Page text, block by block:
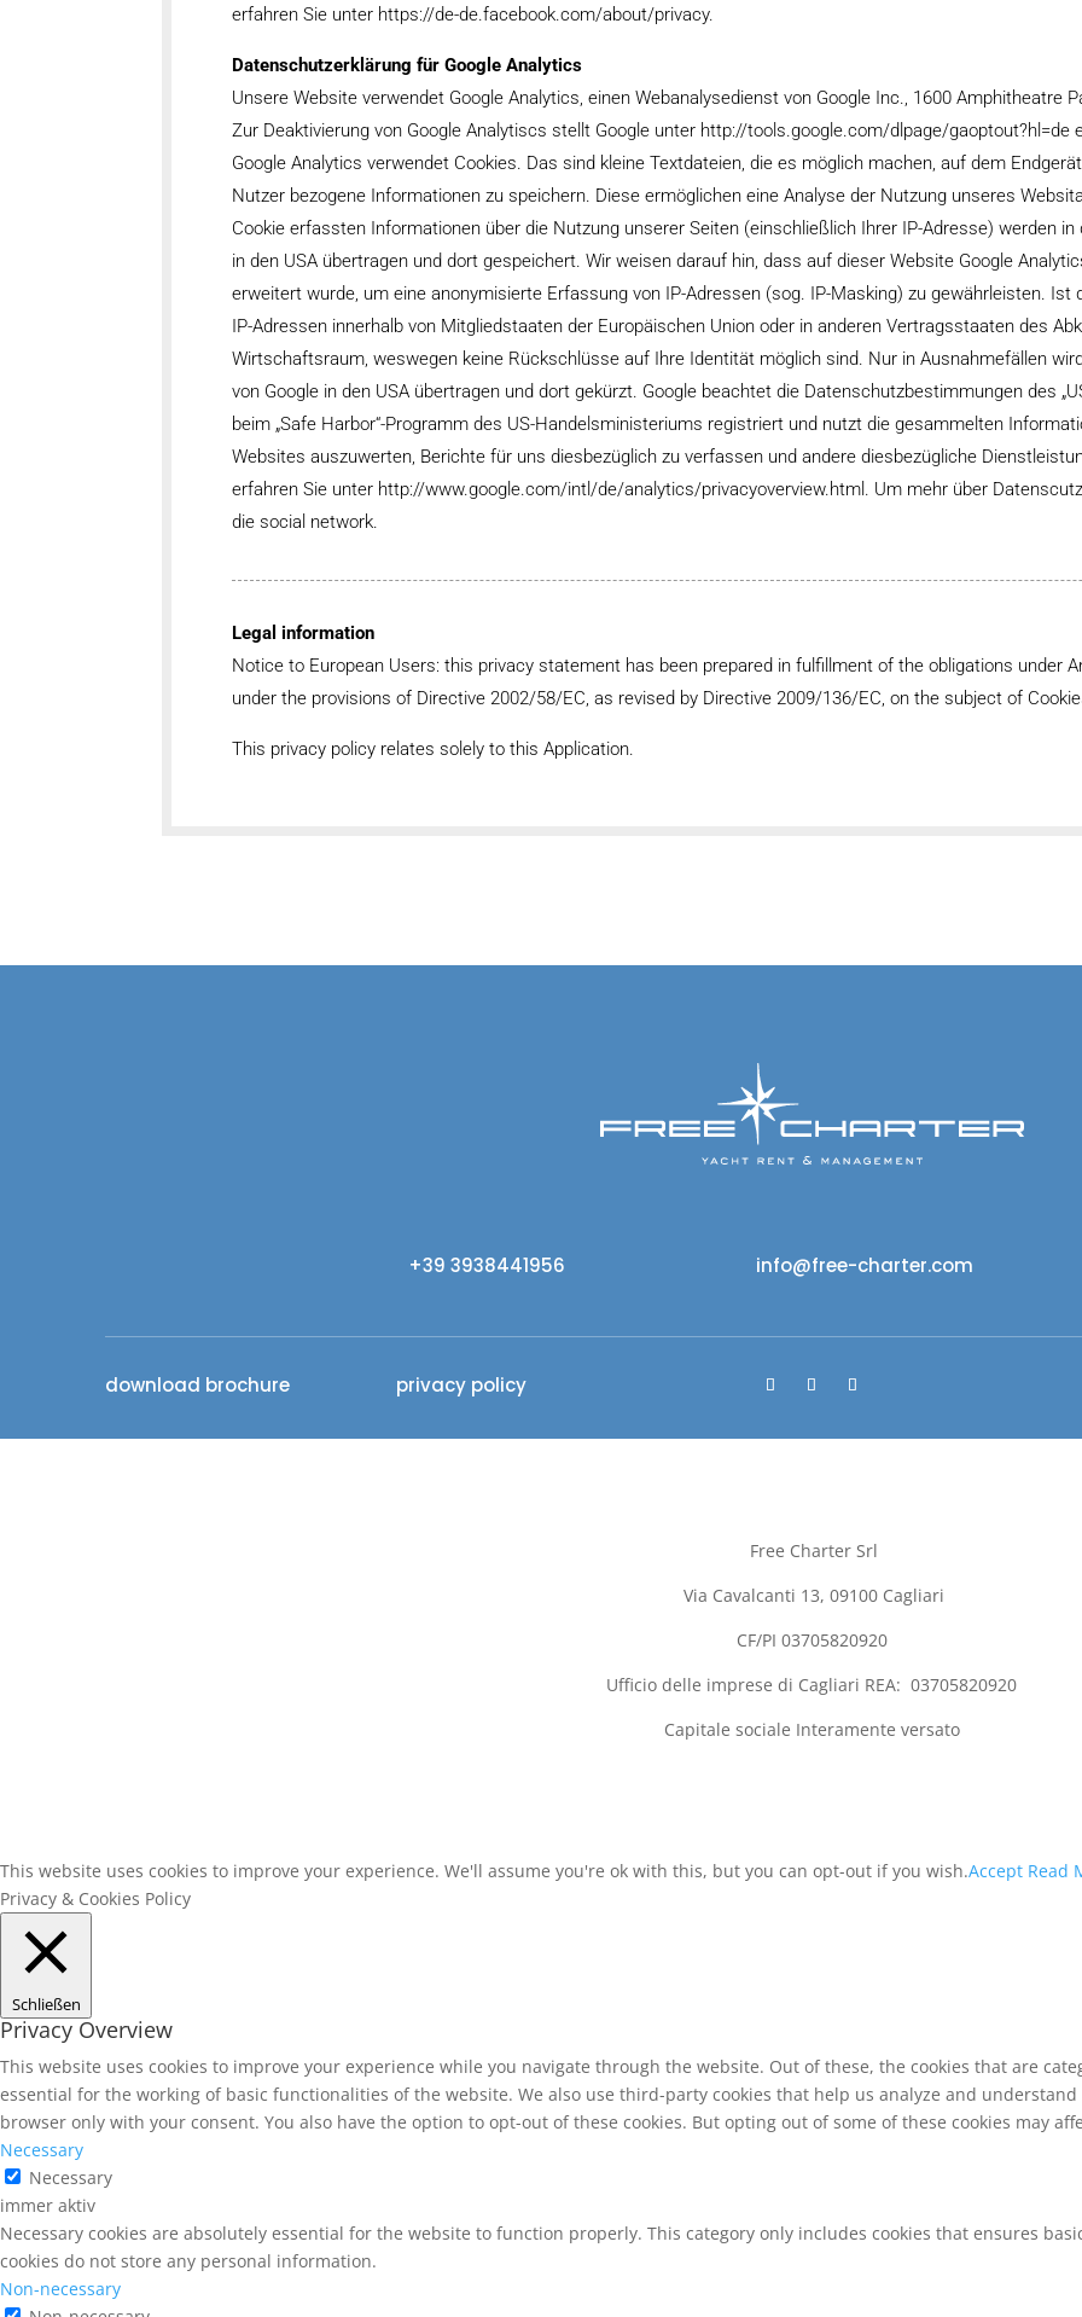
erfahren Sie unter https://de-de.facebook.com/about/privacy.
Datenschutzerklärung für Google Analytics
Unsere Website verwendet Google Analytics, einen Webanalysedienst von Google Inc., 1600 Amphitheatre
Zur Deaktivierung von Google Analytiscs stellt Google unter http://tools.google.com/dlpage/gaoptout?hl=de
Google Analytics verwendet Cookies. Das sind kleine Textdateien, die es möglich machen, auf dem
Nutzer bezogene Informationen zu speichern. Diese ermöglichen eine Analyse der Nutzung unseres
Cookie erfassten Informationen über die Nutzung unserer Seiten (einschließlich Ihrer IP-Adresse) werden in
in den USA übertragen und dort gespeichert. Wir weisen darauf hin, dass auf dieser Website Google
erweitert wurde, um eine anonymisierte Erfassung von IP-Adressen (sog. IP-Masking) zu gewährleisten. Ist
IP-Adressen innerhalb von Mitgliedstaaten der Europäischen Union oder in anderen Vertragsstaaten des
Wirtschaftsraum, weswegen keine Rückschlüsse auf Ihre Identität möglich sind. Nur in Ausnahmefällen
von Google in den USA übertragen und dort gekürzt. Google beachtet die Datenschutzbestimmungen des
beim „Safe Harbor“-Programm des US-Handelsministeriums registriert und nutzt die gesammelten
Websites auszuwerten, Berichte für uns diesbezüglich zu verfassen und andere diesbezügliche
erfahren Sie unter http://www.google.com/intl/de/analytics/privacyoverview.html. Um mehr über
die social network.
Legal information
Notice to European Users: this privacy statement has been prepared in fulfillment of the obligations under
under the provisions of Directive 2002/58/EC, as revised by Directive 2009/136/EC, on the subject of
This privacy policy relates solely to this Application.
+39 3938441956 info@free-charter.com
download brochure privacy policy
Free Charter Srl
Via Cavalcanti 13, 09100 Cagliari
CF/PI 03705820920
Ufficio delle imprese di Cagliari REA: 03705820920
Capitale sociale Interamente versato
This website uses cookies to improve your experience. We'll assume you're ok with this, but you can opt-out if you wish.Accept Read
Privacy & Cookies Policy
Schließen
Privacy Overview
This website uses cookies to improve your experience while you navigate through the website. Out of these, the cookies that are
essential for the working of basic functionalities of the website. We also use third-party cookies that help us analyze and
browser only with your consent. You also have the option to opt-out of these cookies. But opting out of some of these cookies may
Necessary
Necessary
immer aktiv
Necessary cookies are absolutely essential for the website to function properly. This category only includes cookies that ensures
cookies do not store any personal information.
Non-necessary